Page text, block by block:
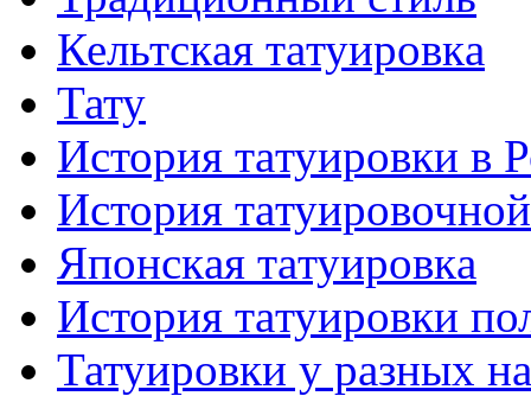
Кельтскaя тaтуировкa
Тату
История тaтуировки в
История
Японскaя тaтуировкa
История тaтуировки
Татуировки у разных